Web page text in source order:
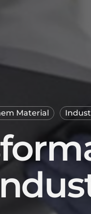
Material